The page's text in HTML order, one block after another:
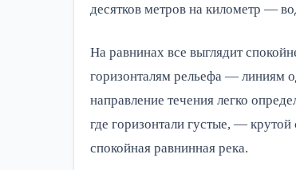
десятков метров на километр —
На равнинах все выглядит
горизонталям рельефа — линиям
направление течения легко
где горизонтали густые, —
спокойная равнинная река.